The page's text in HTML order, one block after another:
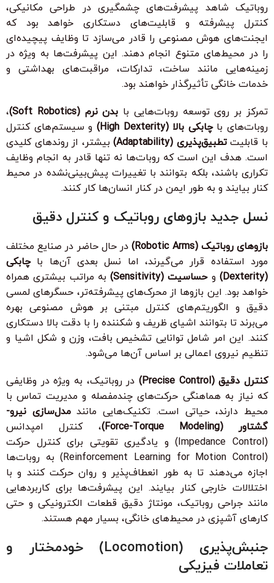
روباتیک شاهد پیشرفت‌های چشمگیری در طراحی مکانیکی،
کنترل پیشرفته و قابلیت‌های دستکاری خواهد بود که
ایجنت‌های هوش مصنوعی را قادر می‌سازد تا وظایف پیچیده‌ای
را در محیط‌های متنوع انجام دهند. این پیشرفت‌ها به ویژه در
زمینه‌هایی مانند ساخت، تدارکات، مراقبت‌های بهداشتی و
خدمات خانگی تأثیرگذار خواهند بود.
تمرکز بر روی توسعه روبات‌هایی با بدن نرم (Soft Robotics)
،
روبات‌های باچابکی بالا (High Dexterity)
و سیستم‌های کنترل
با قابلیتتطبیق‌پذیری (Adaptability)
بیشتر، از روندهای کلیدی
است. هدف این است که روبات‌ها نه تنها قادر به انجام وظایف
تکراری باشند، بلکه بتوانند با تغییرات پیش‌بینی‌نشده در محیط
کنار بیایند و به طور ایمن در کنار انسان‌ها کار کنند.
نسل جدید بازوهای روباتیک و کنترل دقیق
بازوهای روباتیک (Robotic Arms)
در حال حاضر در صنایع مختلف
مورد استفاده قرار می‌گیرند، اما نسل بعدی آن‌ها باچابکی
(Dexterity)
وحساسیت (Sensitivity)
به مراتب بیشتری همراه
خواهد بود. این بازوها از محرک‌های پیشرفته‌تر، حسگرهای لمسی
دقیق و الگوریتم‌های کنترل مبتنی بر هوش مصنوعی بهره
می‌برند تا بتوانند اشیای ظریف و شکننده را با دقت بالا دستکاری
کنند. این امر شامل توانایی تشخیص بافت، وزن و شکل اشیا و
تنظیم نیروی اعمالی بر اساس آن‌ها می‌شود.
کنترل دقیق (Precise Control)
در روباتیک، به ویژه در وظایفی
که نیاز به هماهنگی حرکت‌های چندمفصله و مدیریت تماس با
محیط دارند، حیاتی است. تکنیک‌هایی مانندمدل‌سازی نیرو-
گشتاور (Force-Torque Modeling)
، کنترل امپدانس
(Impedance Control) و یادگیری تقویتی برای کنترل حرکت
(Reinforcement Learning for Motion Control) به روبات‌ها
اجازه می‌دهند تا به طور انعطاف‌پذیر و روان حرکت کنند و با
اختلالات خارجی کنار بیایند. این پیشرفت‌ها برای کاربردهایی
مانند جراحی روباتیک، مونتاژ دقیق قطعات الکترونیکی و حتی
کارهای آشپزی در محیط‌های خانگی، بسیار مهم هستند.
جنبش‌پذیری (Locomotion) خودمختار و
تعاملات فیزیکی